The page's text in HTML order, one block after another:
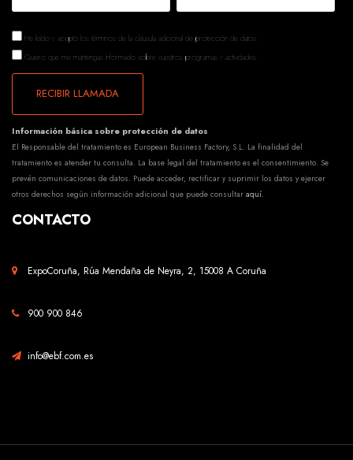
He leído y acepto los términos de la cláusula adicional de protección de datos.
Quiero que me mantengas informado sobre vuestros programas y actividades.
RECIBIR LLAMADA
Información básica sobre protección de datos
El Responsable del tratamiento es European Business Factory, S.L. La finalidad del
tratamiento es atender tu consulta. La base legal del tratamiento es el consentimiento. Se
prevén comunicaciones de datos. Puede acceder, rectificar y suprimir los datos y ejercer
otros derechos según información adicional que puede consultar aquí.
CONTACTO
ExpoCoruña, Rúa Mendaña de Neyra, 2, 15008 A Coruña
900 900 846
info@ebf.com.es